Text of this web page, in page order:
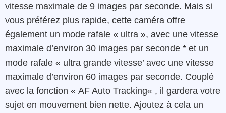
vitesse maximale de 9 images par seconde. Mais si
vous préférez plus rapide, cette caméra offre
également un mode rafale « ultra », avec une vitesse
maximale d’environ 30 images par seconde * et un
mode rafale « ultra grande vitesse’ avec une vitesse
maximale d’environ 60 images par seconde. Couplé
avec la fonction « AF Auto Tracking« , il gardera votre
sujet en mouvement bien nette. Ajoutez à cela un